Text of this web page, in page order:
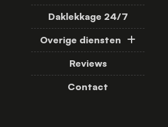
Daklekkage 24/7
Overige diensten
Reviews
Contact